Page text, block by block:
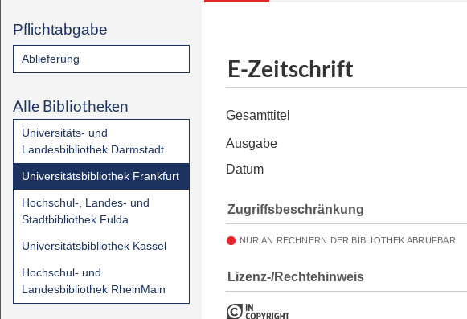
Pflichtabgabe
Ablieferung
Alle Bibliotheken
Universitäts- und
Landesbibliothek Darmstadt
Universitätsbibliothek Frankfurt
Hochschul-, Landes- und
Stadtbibliothek Fulda
Universitätsbibliothek Kassel
Hochschul- und
Landesbibliothek RheinMain
E-Zeitschrift
Gesamttitel
Ausgabe
Datum
Zugriffsbeschränkung
NUR AN RECHNERN DER BIBLIOTHEK ABRUFBAR
Lizenz-/Rechtehinweis